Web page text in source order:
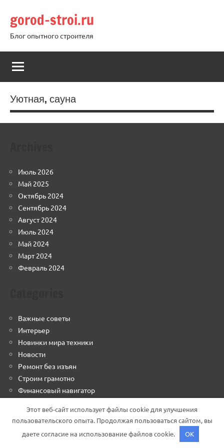
содержимому
gorod-stroi.ru
Блог опытного строителя
Уютная, сауна
Июль 2026
Май 2025
Октябрь 2024
Сентябрь 2024
Август 2024
Июль 2024
Май 2024
Март 2024
Февраль 2024
Важные советы
Интерьер
Новинки мира техники
Новости
Ремонт без изъян
Строим грамотно
Финансовый навигатор
Тема WordPress: Dynamico от ThemeZee.
Этот веб-сайт использует файлы cookie для улучшения
пользовательского опыта. Продолжая пользоваться сайтом, вы
даете согласие на использование файлов cookie.
OK